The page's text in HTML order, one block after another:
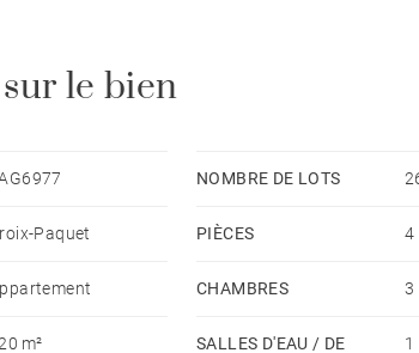
la partie nuit dispose de trois chambres,
absolu.
et à l'emplacement recherché à
le bien
Paquet
m²
NOMBRE DE LOTS
PIÈCES 4
CHAMBRES 3
SALLES D'EAU / DE
1